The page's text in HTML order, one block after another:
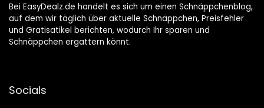
Bei EasyDealz.de handelt es sich um einen Schnäppchenblog,
auf dem wir täglich über aktuelle Schnäppchen, Preisfehler
und Gratisatikel berichten, wodurch Ihr sparen und
Schnäppchen ergattern könnt.
Socials